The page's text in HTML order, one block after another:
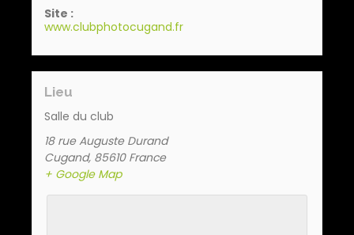
Site :
www.clubphotocugand.fr
Lieu
Salle du club
18 rue Auguste Durand
Cugand, 85610 France
+ Google Map